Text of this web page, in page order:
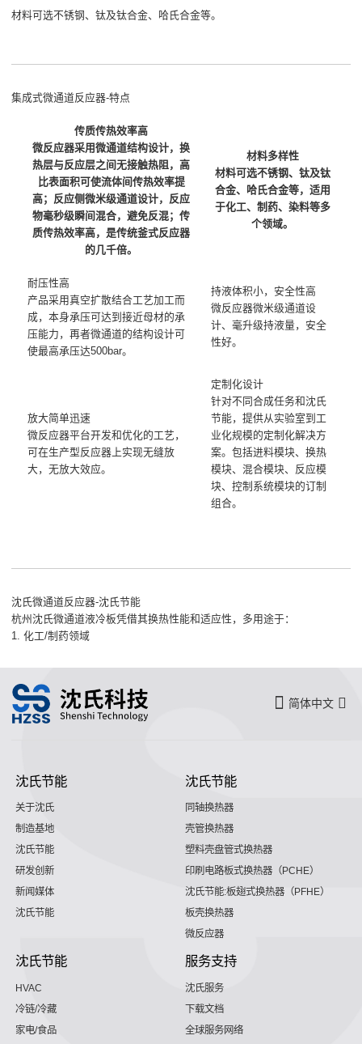
材料可选不锈钢、钛及钛合金、哈氏合金等。
集成式微通道反应器-特点
传质传热效率高
微反应器采用微通道结构设计，换
热层与反应层之间无接触热阻，高
比表面积可使流体间传热效率提
高；反应侧微米级通道设计，反应
物毫秒级瞬间混合，避免反混；传
质传热效率高，是传统釜式反应器
的几千倍。
材料多样性
材料可选不锈钢、钛及钛
合金、哈氏合金等，适用
于化工、制药、染料等多
个领域。
耐压性高
产品采用真空扩散结合工艺加工而
成，本身承压可达到接近母材的承
压能力，再者微通道的结构设计可
使最高承压达500bar。
持液体积小，安全性高
微反应器微米级通道设
计、毫升级持液量，安全
性好。
放大简单迅速
微反应器平台开发和优化的工艺，
可在生产型反应器上实现无缝放
大，无放大效应。
定制化设计
针对不同合成任务和沈氏
节能，提供从实验室到工
业化规模的定制化解决方
案。包括进料模块、换热
模块、混合模块、反应模
块、控制系统模块的订制
组合。
沈氏微通道反应器-沈氏节能
杭州沈氏微通道液冷板凭借其换热性能和适应性，多用途于：
1.化工/制药领域
简体中文
沈氏节能
关于沈氏
制造基地
沈氏节能
研发创新
新闻媒体
沈氏节能
沈氏节能
同轴换热器
壳管换热器
塑料壳盘管式换热器
印刷电路板式换热器（PCHE）
沈氏节能:板翅式换热器（PFHE）
板壳换热器
微反应器
沈氏节能
HVAC
冷链/冷藏
家电/食品
服务支持
沈氏服务
下载文档
全球服务网络